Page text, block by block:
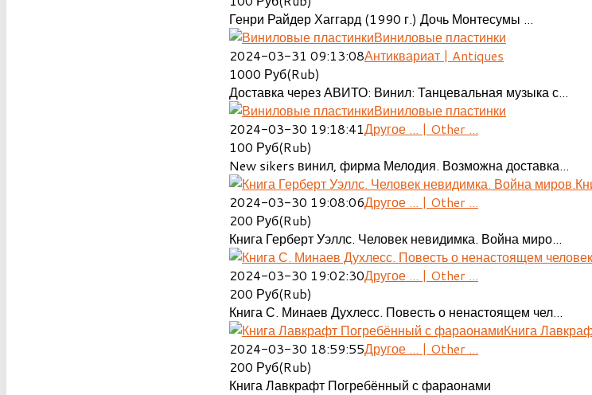
Генри Райдер Хаггард (1990 г.) Дочь Монтесумы ...
Виниловые пластинки
2024-03-31 09:13:08Антиквариат | Antiques
1000 Руб(Rub)
Доставка через АВИТО: Винил: Танцевальная музыка с...
Виниловые пластинки
2024-03-30 19:18:41Другое ... | Other ...
100 Руб(Rub)
New sikers винил, фирма Мелодия. Возможна доставка...
2024-03-30 19:08:06Другое ... | Other ...
200 Руб(Rub)
Книга Герберт Уэллс. Человек невидимка. Война миро...
2024-03-30 19:02:30Другое ... | Other ...
200 Руб(Rub)
Книга С. Минаев Духлесс. Повесть о ненастоящем чел...
Книга
2024-03-30 18:59:55Другое ... | Other ...
200 Руб(Rub)
Книга Лавкрафт Погребённый с фараонами